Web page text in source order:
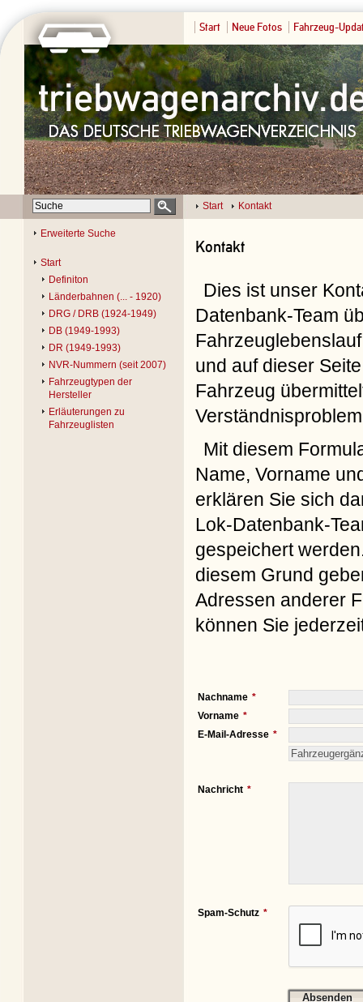
Start Neue Fotos Fahrzeug-
Start Kontakt
Erweiterte Suche
Start
Definiton
Länderbahnen (... - 1920)
DRG / DRB (1924-1949)
DB (1949-1993)
DR (1949-1993)
NVR-Nummern (seit 2007)
Fahrzeugtypen der
Hersteller
Erläuterungen zu
Fahrzeuglisten
Kontakt
Dies ist unser
Datenbank-Team
und auf dieser
Fahrzeug
Mit diesem
Name, Vorname
erklären Sie sich
Lok-Datenbank-
gespeichert
diesem Grund
Adressen anderer
können Sie
Nachname
Vorname
E-Mail-Adresse
Nachricht
Spam-Schutz